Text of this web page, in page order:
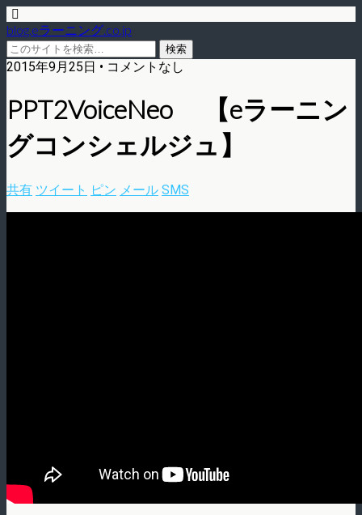
blog.eラーニング.co.jp
2015年9月25日 • コメントなし
PPT2VoiceNeo 【eラーニン
グコンシェルジュ】
共有 ツイート ピン メール SMS